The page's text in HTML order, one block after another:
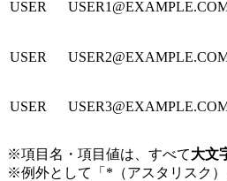
USER
USER
USER
※項目名・項目値は、すべて大文
※例外として「*（アスタリスク）